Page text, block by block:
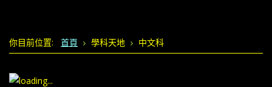
你目前位置: 首頁 學科天地 中文科